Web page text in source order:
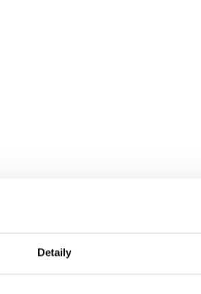
Detaily